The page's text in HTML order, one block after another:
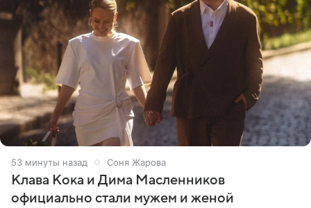
53 минуты назад Соня Жарова
Клава Кока и Дима Масленников
официально стали мужем и женой